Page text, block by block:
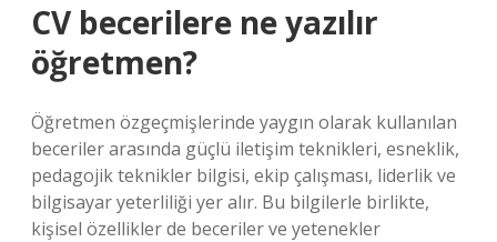
CV becerilere ne yazılır
öğretmen?
Öğretmen özgeçmişlerinde yaygın olarak kullanılan
beceriler arasında güçlü iletişim teknikleri, esneklik,
pedagojik teknikler bilgisi, ekip çalışması, liderlik ve
bilgisayar yeterliliği yer alır. Bu bilgilerle birlikte,
kişisel özellikler de beceriler ve yetenekler